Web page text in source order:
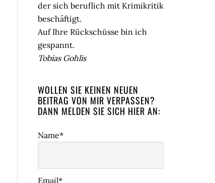
der sich beruflich mit Krimikritik
beschäftigt.
Auf Ihre Rückschüsse bin ich
gespannt.
Tobias Gohlis
WOLLEN SIE KEINEN NEUEN
BEITRAG VON MIR VERPASSEN?
DANN MELDEN SIE SICH HIER AN:
Name*
Email*